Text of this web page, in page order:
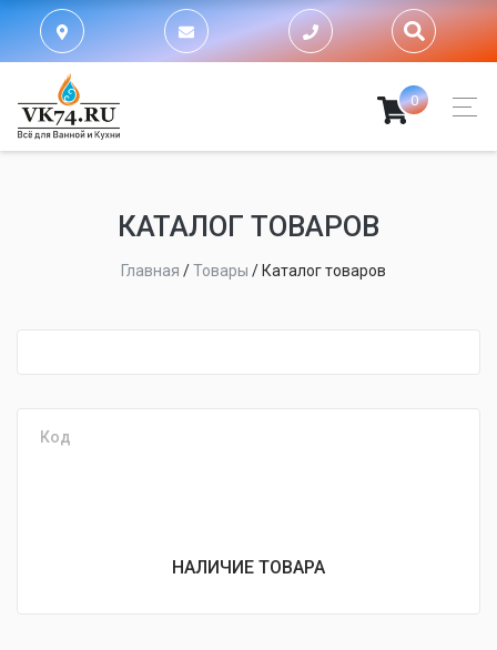
0
КАТАЛОГ ТОВАРОВ
Главная /Товары / Каталог товаров
Код
НАЛИЧИЕ ТОВАРА